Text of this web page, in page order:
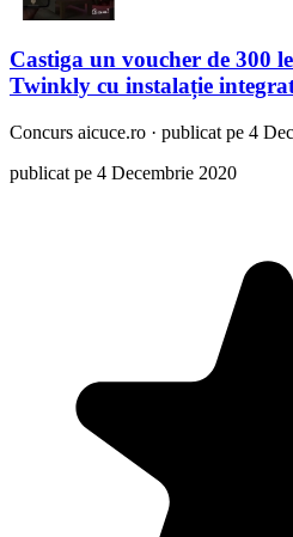
Castiga un voucher de 300
Twinkly cu instalație
Concurs aicuce.ro · publicat pe 4
publicat pe 4 Decembrie 2020